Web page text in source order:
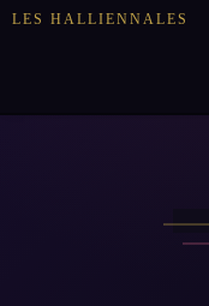
LES HALLIENNALES